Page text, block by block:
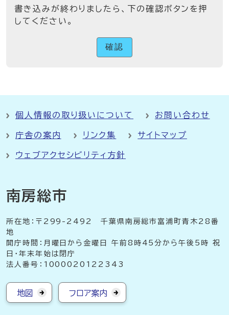
書き込みが終わりましたら、下の確認ボタンを押
してください。
確認
個人情報の取り扱いについて お問い合わせ
庁舎の案内 リンク集 サイトマップ
ウェブアクセシビリティ方針
南房総市
所在地：〒299-2492 千葉県南房総市富浦町青木28番
地
開庁時間：月曜日から金曜日 午前8時45分から午後5時 祝
日・年末年始は閉庁
法人番号：1000020122343
地図 フロア案内